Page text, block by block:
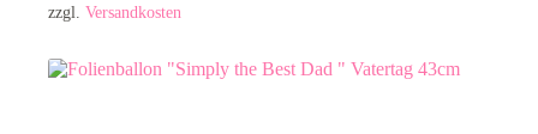
zzgl. Versandkosten